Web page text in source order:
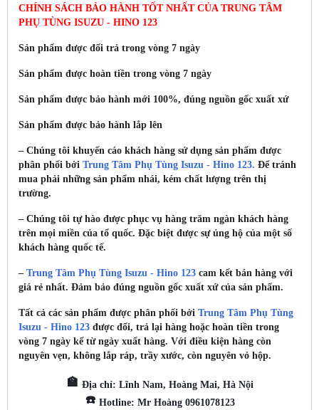
CHÍNH SÁCH BẢO HÀNH TỐT NHẤT CỦA TRUNG TÂM
PHỤ TÙNG ISUZU - HINO 123
Sản phẩm được đổi trả trong vòng 7 ngày
Sản phẩm được hoàn tiền trong vòng 7 ngày
Sản phẩm được bảo hành mới 100%, đúng nguồn gốc xuất xứ
Sản phẩm được bảo hành lắp lên
– Chúng tôi khuyến cáo khách hàng sử dụng sản phẩm được
phân phối bởi Trung Tâm Phụ Tùng Isuzu - Hino 123. Để tránh
mua phải những sản phẩm nhái, kém chất lượng trên thị
trường.
– Chúng tôi tự hào được phục vụ hàng trăm ngàn khách hàng
trên mọi miền của tổ quốc. Đặc biệt được sự ủng hộ của một số
khách hàng quốc tế.
– Trung Tâm Phụ Tùng Isuzu - Hino 123 cam kết bán hàng với
giá rẻ nhất. Đảm bảo đúng nguồn gốc xuất xứ của sản phẩm.
Tất cả các sản phẩm được phân phối bởi Trung Tâm Phụ Tùng
Isuzu - Hino 123 được đổi, trả lại hàng hoặc hoàn tiền trong
vòng 7 ngày kể từ ngày xuất hàng. Với điều kiện hàng còn
nguyên vẹn, không lắp ráp, trầy xước, còn nguyên vỏ hộp.
🏫 Địa chỉ: Lĩnh Nam, Hoàng Mai, Hà Nội
☎️ Hotline: Mr Hoàng 0961078123